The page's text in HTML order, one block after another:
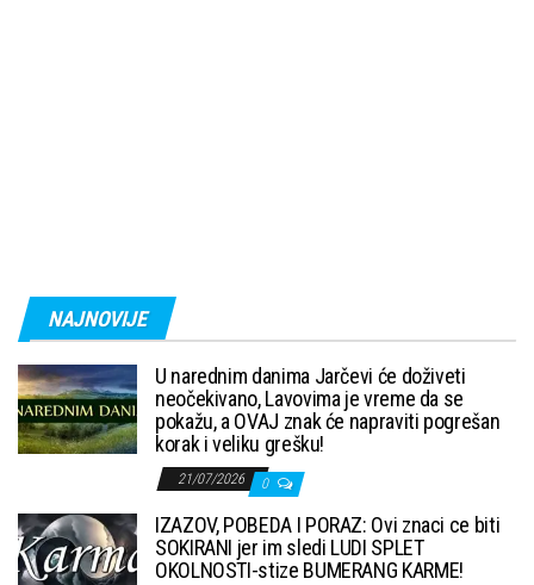
NAJNOVIJE
U narednim danima Jarčevi će doživeti
neočekivano, Lavovima je vreme da se
pokažu, a OVAJ znak će napraviti pogrešan
korak i veliku grešku!
21/07/2026 0
IZAZOV, POBEDA I PORAZ: Ovi znaci ce biti
SOKIRANI jer im sledi LUDI SPLET
OKOLNOSTI-stize BUMERANG KARME!